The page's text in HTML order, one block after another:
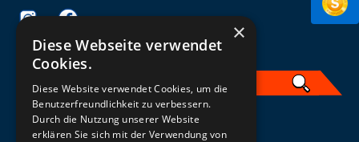
German
×
Diese Webseite verwendet
Cookies.
Diese Website verwendet Cookies, um die
Benutzerfreundlichkeit zu verbessern.
Durch die Nutzung unserer Website
erklären Sie sich mit der Verwendung von